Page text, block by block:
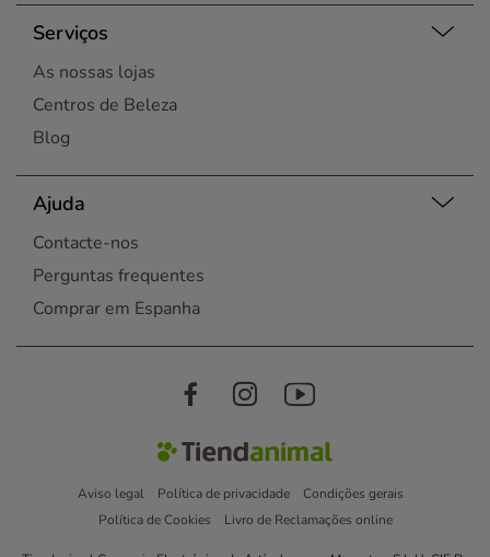
Serviços
As nossas lojas
Centros de Beleza
Blog
Ajuda
Contacte-nos
Perguntas frequentes
Comprar em Espanha
Aviso legal Política de privacidade
Condições gerais
Política de Cookies
Livro de Reclamações online